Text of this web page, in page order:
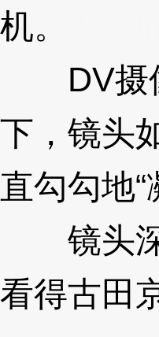
机。
DV摄像
下，镜头
直勾勾地
镜头深
看得古田